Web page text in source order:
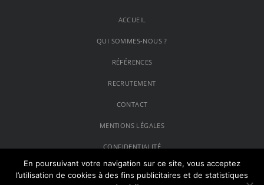
ACCUEIL
QUI SOMMES-NOUS ?
RÉFÉRENCES
RECRUTEMENT
CONTACT
MENTIONS LÉGALES
CONFIDENTIALITÉ
En poursuivant votre navigation sur ce site, vous acceptez
l’utilisation de cookies à des fins publicitaires et de statistiques